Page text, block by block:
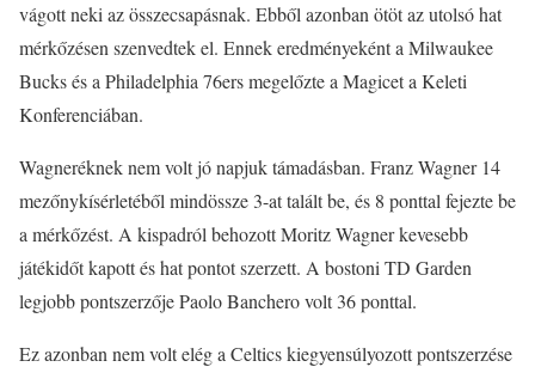
vágott neki az összecsapásnak. Ebből azonban ötöt az utolsó hat
mérkőzésen szenvedtek el. Ennek eredményeként a Milwaukee
Bucks és a Philadelphia 76ers megelőzte a Magicet a Keleti
Konferenciában.
Wagneréknek nem volt jó napjuk támadásban. Franz Wagner 14
mezőnykísérletéből mindössze 3-at talált be, és 8 ponttal fejezte be
a mérkőzést. A kispadról behozott Moritz Wagner kevesebb
játékidőt kapott és hat pontot szerzett. A bostoni TD Garden
legjobb pontszerzője Paolo Banchero volt 36 ponttal.
Ez azonban nem volt elég a Celtics kiegyensúlyozott pontszerzése